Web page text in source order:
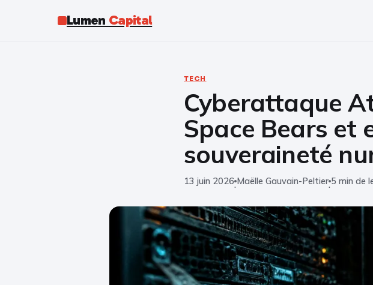
Lumen Capital
TECH
Cyberattaque
Space Bears et
souveraineté
13 juin 2026
·
Maëlle Gauvain-Peltier
·
5 min de